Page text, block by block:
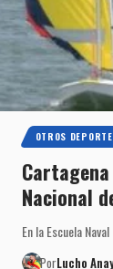
OTROS
Nacional
En la Escuela
PorLucho